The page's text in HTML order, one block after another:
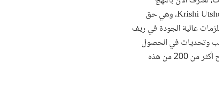
الشاملة للجنسين بغرض العمل بفعالية مع العملاء، بمن فيهم المزارعات. ومن الأمثلة الناجحة على ذلك شركة Krishi Utsho، وهي حق
عالية الجودة في ريف
وتحديات في الحصول
على المستلزمات والمدخلات، بعد أن افتتحت الشركة أكثر من 100 محل تجاري لها. وتخطط الشركة الآن لفتح أكثر من 200 من هذه